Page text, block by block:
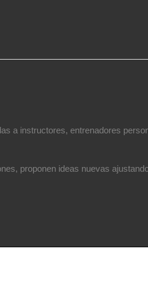
a instructores, entrenadores
proponen ideas nuevas